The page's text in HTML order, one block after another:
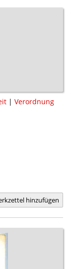
| Verordnung
hinzufügen